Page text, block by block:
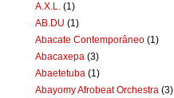
A.X.L.
(1)
AB.DU (1)
Abacate Contemporâneo (1)
Abacaxepa (3)
Abaetetuba (1)
Abayomy Afrobeat Orchestra (3)